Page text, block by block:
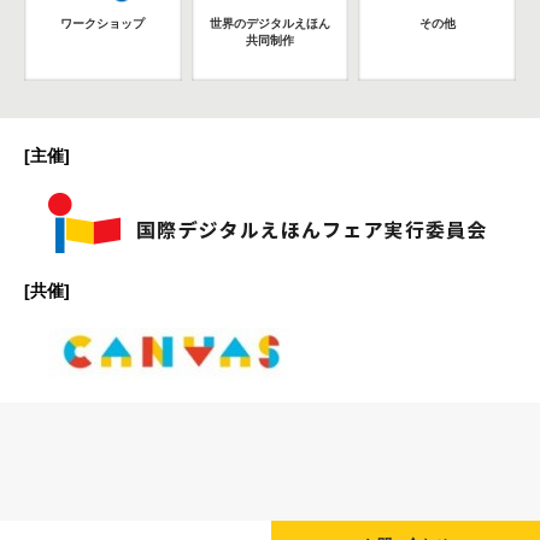
ワークショップ
世界のデジタルえほん
共同制作
その他
[主催]
[共催]